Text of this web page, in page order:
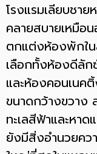
โรงแรมเลียบชา
คลายสบายเหมือ
ตกแต่งห้องพักใน
เลือกทั้งห้องดีลัก
และห้องคอนเนค
ขนาดกว้างขวาง
ทะเลสีฟ้าและหา
ยังมีสิ่งอำนวยคว